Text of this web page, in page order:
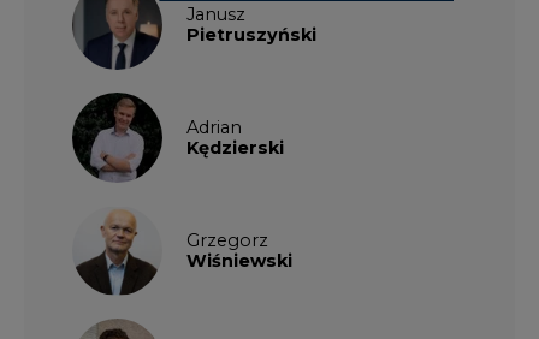
Janusz
Pietruszyński
Adrian
Kędzierski
Grzegorz
Wiśniewski